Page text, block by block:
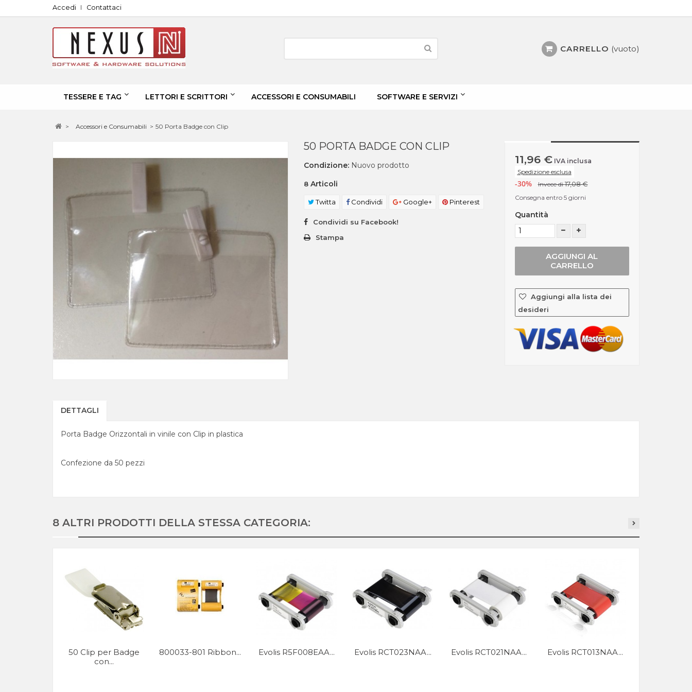
Accedi Contattaci
CARRELLO (vuoto)
TESSERE E TAG LETTORI E SCRITTORI ACCESSORI E CONSUMABILI SOFTWARE E SERVIZI
> Accessori e Consumabili > 50 Porta Badge con Clip
50 PORTA BADGE CON CLIP
Condizione: Nuovo prodotto
8 Articoli
Twitta Condividi Google+ Pinterest
Condividi su Facebook!
Stampa
11,96 €IVA inclusa
Spedizione esclusa
-30% Invece di17,08 €
Consegna entro 5 giorni
Quantità
AGGIUNGI AL
CARRELLO
Aggiungi alla lista dei
desideri
DETTAGLI
Porta Badge Orizzontali in vinile con Clip in plastica
Confezione da 50 pezzi
8 ALTRI PRODOTTI DELLA STESSA CATEGORIA:
50 Clip per Badge
con...
800033-801 Ribbon... Evolis R5F008EAA... Evolis RCT023NAA... Evolis RCT021NAA... Evolis RCT013NAA...